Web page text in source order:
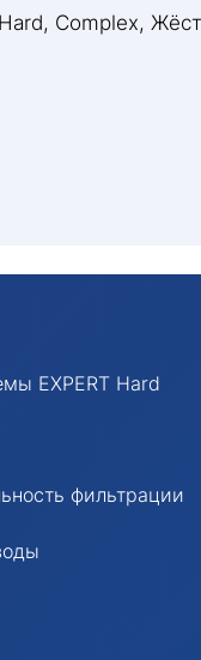
Complex,
EXPERT Hard
фильтрации